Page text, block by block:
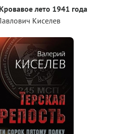
лето 1941 года
Киселев